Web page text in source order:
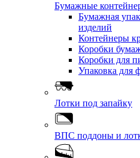
Бумажные
Бумажная
изделий
Контейнеры
Коробки
Коробки для
Упаковка для
Лотки под запайку
ВПС поддоны и